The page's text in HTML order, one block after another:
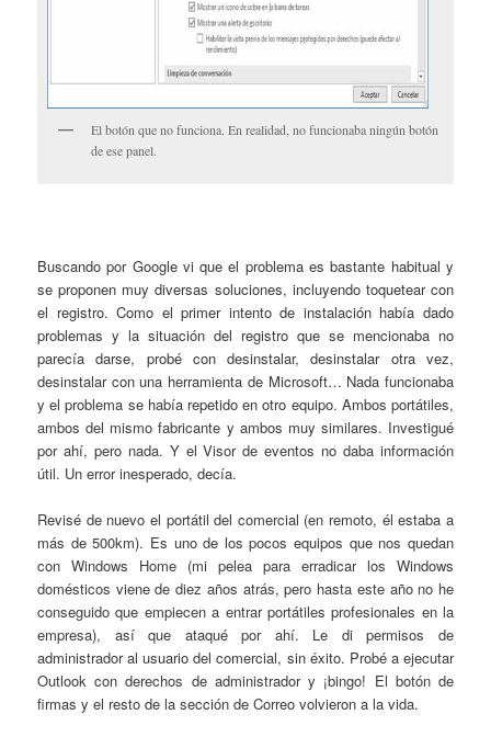
El botón que no funciona. En realidad, no funcionaba ningún botón
de ese panel.
Buscando por Google vi que el problema es bastante habitual y
se proponen muy diversas soluciones, incluyendo toquetear con
el registro. Como el primer intento de instalación había dado
problemas y la situación del registro que se mencionaba no
parecía darse, probé con desinstalar, desinstalar otra vez,
desinstalar con una herramienta de Microsoft… Nada funcionaba
y el problema se había repetido en otro equipo. Ambos portátiles,
ambos del mismo fabricante y ambos muy similares. Investigué
por ahí, pero nada. Y el Visor de eventos no daba información
útil. Un error inesperado, decía.
Revisé de nuevo el portátil del comercial (en remoto, él estaba a
más de 500km). Es uno de los pocos equipos que nos quedan
con Windows Home (mi pelea para erradicar los Windows
domésticos viene de diez años atrás, pero hasta este año no he
conseguido que empiecen a entrar portátiles profesionales en la
empresa), así que ataqué por ahí. Le di permisos de
administrador al usuario del comercial, sin éxito. Probé a ejecutar
Outlook con derechos de administrador y ¡bingo! El botón de
firmas y el resto de la sección de Correo volvieron a la vida.